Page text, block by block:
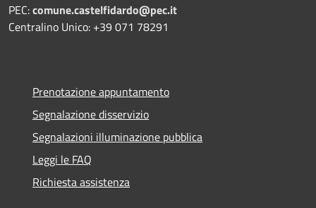
PEC:comune.castelfidardo@pec.it
Centralino Unico: +39 071 78291
Prenotazione appuntamento
Segnalazione disservizio
Segnalazioni illuminazione pubblica
Leggi le FAQ
Richiesta assistenza